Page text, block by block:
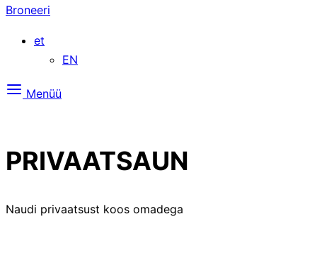
Broneeri
et
EN
Menüü
PRIVAATSAUN
Naudi privaatsust koos omadega